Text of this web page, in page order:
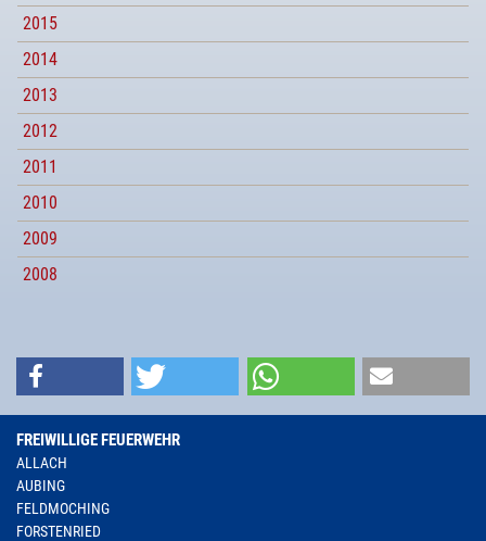
2015
2014
2013
2012
2011
2010
2009
2008
FREIWILLIGE FEUERWEHR
ALLACH
AUBING
FELDMOCHING
FORSTENRIED